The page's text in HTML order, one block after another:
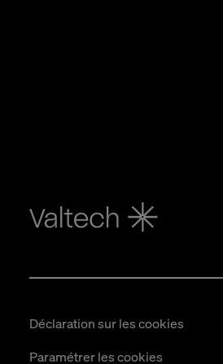
Déclaration sur les cookies
Paramétrer les cookies